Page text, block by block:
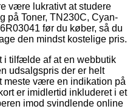
være lukrativt at studere
på Toner, TN230C, Cyan-
før du køber, så du
den mindst kostelige pris.
i tilfælde af at en webbutik
udsalgspris der er helt
meste være en indikation på
er imidlertid inkluderet i et
imod svindlende online